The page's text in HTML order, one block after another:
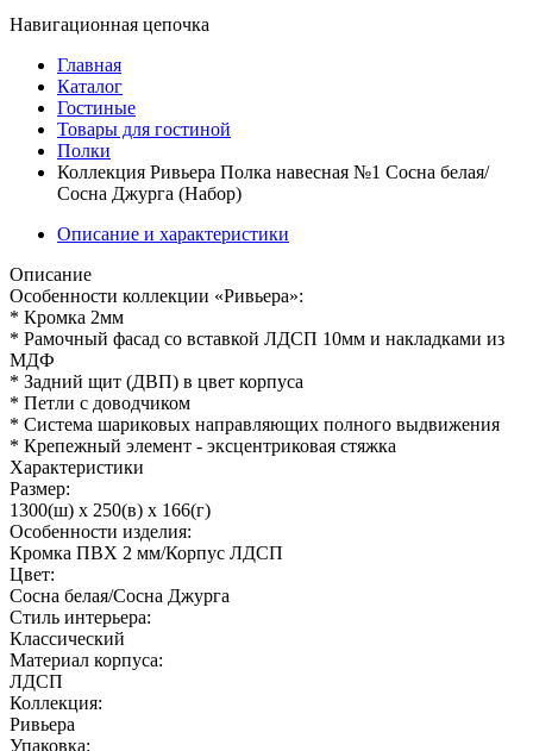
Навигационная цепочка
Главная
Каталог
Гостиные
Товары для гостиной
Полки
Коллекция Ривьера Полка навесная №1 Сосна белая/
Сосна Джурга (Набор)
Описание и характеристики
Описание
Особенности коллекции «Ривьера»:
* Кромка 2мм
* Рамочный фасад со вставкой ЛДСП 10мм и накладками из
МДФ
* Задний щит (ДВП) в цвет корпуса
* Петли с доводчиком
* Система шариковых направляющих полного выдвижения
* Крепежный элемент - эксцентриковая стяжка
Характеристики
Размер:
1300(ш) x 250(в) x 166(г)
Особенности изделия:
Кромка ПВХ 2 мм/Корпус ЛДСП
Цвет:
Сосна белая/Сосна Джурга
Стиль интерьера:
Классический
Материал корпуса:
ЛДСП
Коллекция:
Ривьера
Упаковка: